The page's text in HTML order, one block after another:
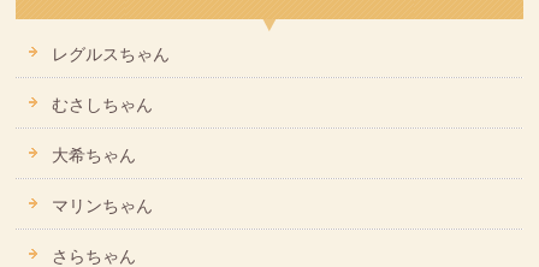
レグルスちゃん
むさしちゃん
大希ちゃん
マリンちゃん
さらちゃん